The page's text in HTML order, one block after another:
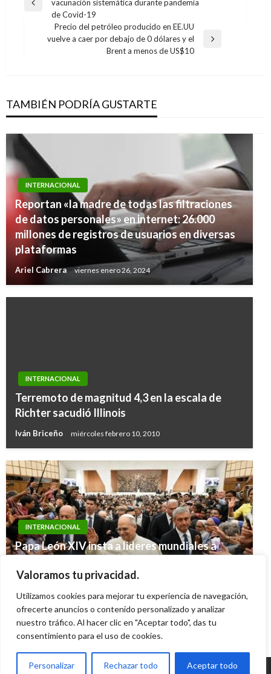
Valoramos tu privacidad.
Utilizamos cookies para mejorar tu experiencia de navegación,
ofrecerte anuncios o contenido personalizado y analizar
nuestro tráfico. Al hacer clic en "Aceptar todo", das tu
consentimiento para el uso de cookies.
Personalizar Rechazar todo Aceptar todo
de
entradas
Entrada
vacunación sistemática durante pandemia
de Covid-19
Entrada
Precio del petróleo producido en EE.UU
vuelve a caer por debajo de 0 dólares y el
Brent a menos de US$10
TAMBIÉN PODRÍA GUSTARTE
INTERNACIONAL
Reportan «la madre de todas las filtraciones
de datos personales» en internet: 26.000
millones de registros de usuarios en diversas
plataformas
Ariel Cabrera viernes enero 26, 2024
INTERNACIONAL
Terremoto de magnitud 4,3 en la escala de
Richter sacudió Illinois
Iván Briceño miércoles febrero 10, 2010
INTERNACIONAL
Papa León XIV insta a lideres mundiales a
mediador
Ariel Cabrera miércoles mayo 14, 2025
INTERNACIONAL
Sismo de 6,3 grados estremeció el norte de
Andres Felipe Gama domingo noviembre 1, 2015